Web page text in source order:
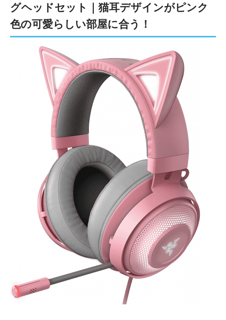
グヘッドセット｜猫耳デザインがピンク
色の可愛らしい部屋に合う！